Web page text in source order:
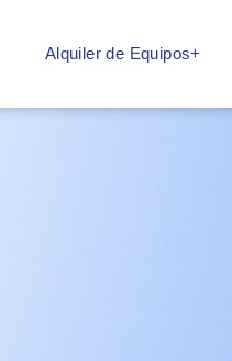
Alquiler de Equipos+